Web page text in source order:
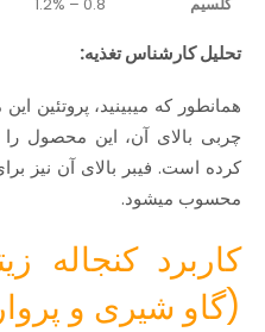
تحلیل کارشناس تغذیه:
همانطور که میبینید،
چربی بالای آن، این محصول را
کرده است. فیبر بالای آن نیز
محسوب میشود.
کاربرد کنجاله
(گاو شیری و